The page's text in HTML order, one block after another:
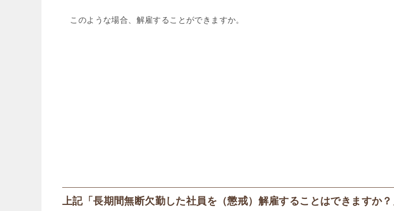
このような場合、解雇することができますか。
上記「長期間無断欠勤した社員を（懲戒）解雇することはできますか